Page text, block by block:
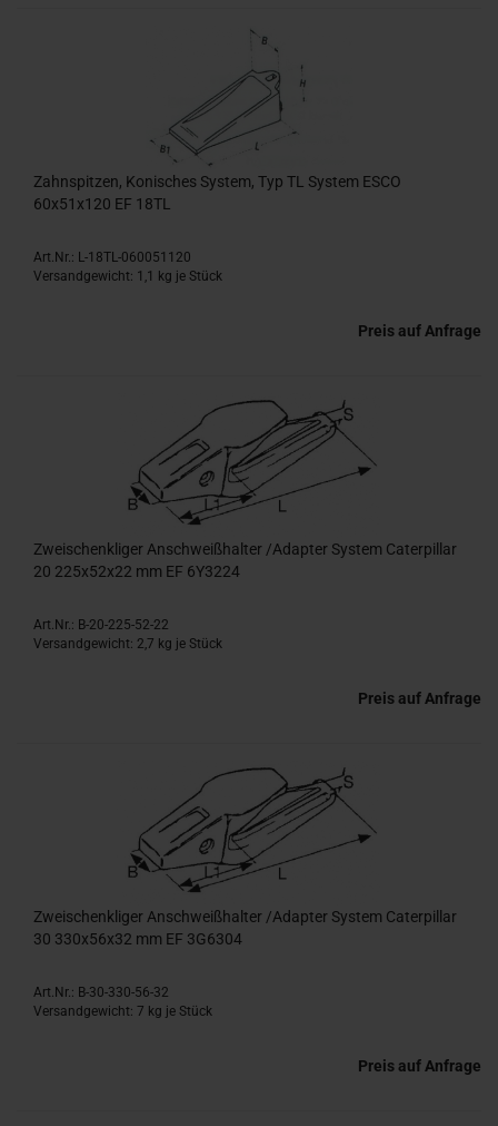
Zahnspitzen, Konisches System, Typ TL System ESCO
60x51x120 EF 18TL
Art.Nr.: L-18TL-060051120
Versandgewicht: 1,1 kg je Stück
Preis auf Anfrage
Zweischenkliger Anschweißhalter /Adapter System Caterpillar
20 225x52x22 mm EF 6Y3224
Art.Nr.: B-20-225-52-22
Versandgewicht: 2,7 kg je Stück
Preis auf Anfrage
Zweischenkliger Anschweißhalter /Adapter System Caterpillar
30 330x56x32 mm EF 3G6304
Art.Nr.: B-30-330-56-32
Versandgewicht: 7 kg je Stück
Preis auf Anfrage